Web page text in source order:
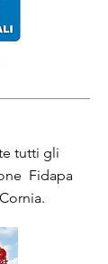
tutti gli
Fidapa